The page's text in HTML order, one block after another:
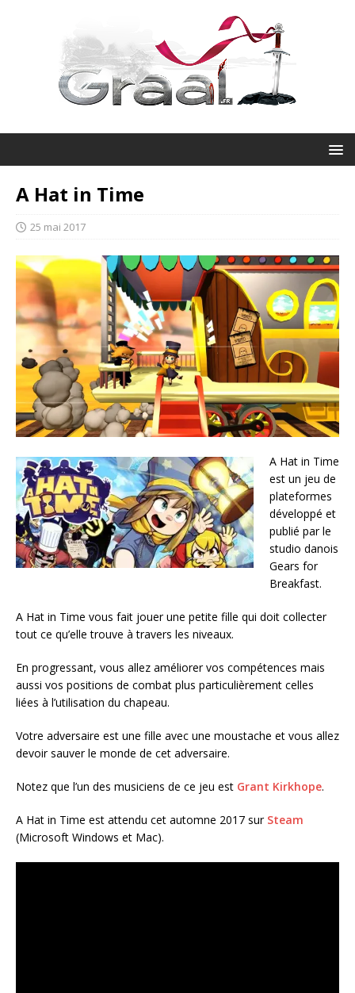
A Hat in Time
25 mai 2017
A Hat in Time
est un jeu de
plateformes
développé et
publié par le
studio danois
Gears for
Breakfast.
A Hat in Time vous fait jouer une petite fille qui doit collecter
tout ce qu’elle trouve à travers les niveaux.
En progressant, vous allez améliorer vos compétences mais
aussi vos positions de combat plus particulièrement celles
liées à l’utilisation du chapeau.
Votre adversaire est une fille avec une moustache et vous allez
devoir sauver le monde de cet adversaire.
Notez que l’un des musiciens de ce jeu est Grant Kirkhope.
A Hat in Time est attendu cet automne 2017 sur Steam
(Microsoft Windows et Mac).